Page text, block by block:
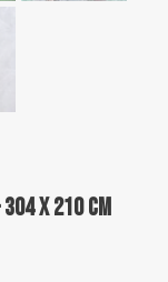
X 210 CM